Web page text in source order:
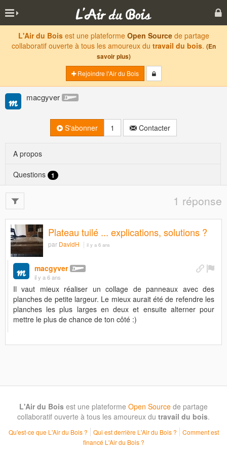
L'Air du Boisest une plateforme Open Sourcede partage
collaboratif ouverte à tous les amoureux du travail du bois. (En
savoir plus)
Rejoindre l'Air du Bois
macgyver
S'abonner 1 Contacter
A propos
Questions 1
1 réponse
Plateau tuilé ... explications, solutions ?
par DavidH il y a 6 ans
macgyver
il y a 6 ans
Il vaut mieux réaliser un collage de panneaux avec des
planches de petite largeur. Le mieux aurait été de refendre les
planches les plus larges en deux et ensuite alterner pour
mettre le plus de chance de ton côté :)
L'Air du Bois est une plateforme Open Source de partage
collaboratif ouverte à tous les amoureux du travail du bois.
Qu'est-ce que L'Air du Bois ? Qui est derrière L'Air du Bois ?
Comment est
financé L'Air du Bois ?